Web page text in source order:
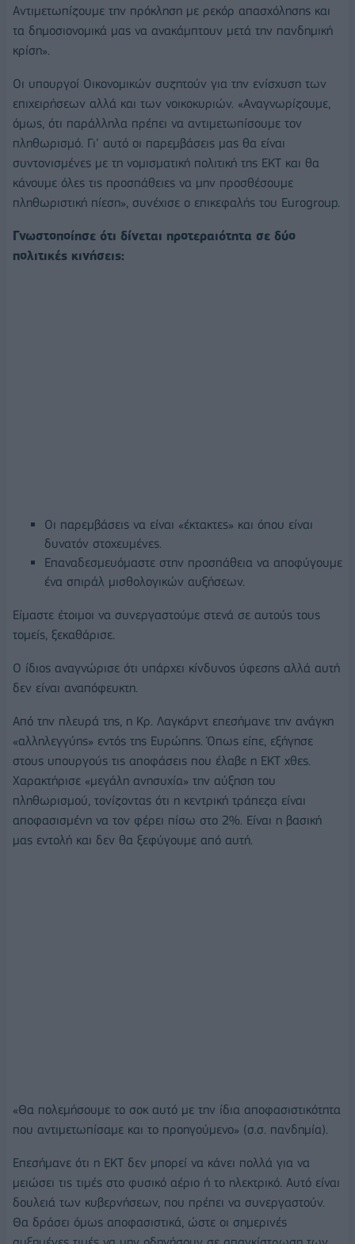
Αντιμετωπίζουμε την πρόκληση με ρεκόρ απασχόλησης και
τα δημοσιονομικά μας να ανακάμπτουν μετά την πανδημική
κρίση».
Οι υπουργοί Οικονομικών συζητούν για την ενίσχυση των
επιχειρήσεων αλλά και των νοικοκυριών. «Αναγνωρίζουμε,
όμως, ότι παράλληλα πρέπει να αντιμετωπίσουμε τον
πληθωρισμό. Γι’ αυτό οι παρεμβάσεις μας θα είναι
συντονισμένες με τη νομισματική πολιτική της ΕΚΤ και θα
κάνουμε όλες τις προσπάθειες να μην προσθέσουμε
πληθωριστική πίεση», συνέχισε ο επικεφαλής του Eurogroup.
Γνωστοποίησε ότι δίνεται προτεραιότητα σε δύο
πολιτικές κινήσεις:
Οι παρεμβάσεις να είναι «έκτακτες» και όπου είναι
δυνατόν στοχευμένες.
Επαναδεσμευόμαστε στην προσπάθεια να αποφύγουμε
ένα σπιράλ μισθολογικών αυξήσεων.
Είμαστε έτοιμοι να συνεργαστούμε στενά σε αυτούς τους
τομείς, ξεκαθάρισε.
Ο ίδιος αναγνώρισε ότι υπάρχει κίνδυνος ύφεσης αλλά αυτή
δεν είναι αναπόφευκτη.
Από την πλευρά της, η Κρ. Λαγκάρντ επεσήμανε την ανάγκη
«αλληλεγγύης» εντός της Ευρώπης. Όπως είπε, εξήγησε
στους υπουργούς τις αποφάσεις που έλαβε η ΕΚΤ χθες.
Χαρακτήρισε «μεγάλη ανησυχία» την αύξηση του
πληθωρισμού, τονίζοντας ότι η κεντρική τράπεζα είναι
αποφασισμένη να τον φέρει πίσω στο 2%. Είναι η βασική
μας εντολή και δεν θα ξεφύγουμε από αυτή.
«Θα πολεμήσουμε το σοκ αυτό με την ίδια αποφασιστικότητα
που αντιμετωπίσαμε και το προηγούμενο» (σ.σ. πανδημία).
Επεσήμανε ότι η ΕΚΤ δεν μπορεί να κάνει πολλά για να
μειώσει τις τιμές στο φυσικό αέριο ή το ηλεκτρικό. Αυτό είναι
δουλειά των κυβερνήσεων, που πρέπει να συνεργαστούν.
Θα δράσει όμως αποφασιστικά, ώστε οι σημερινές